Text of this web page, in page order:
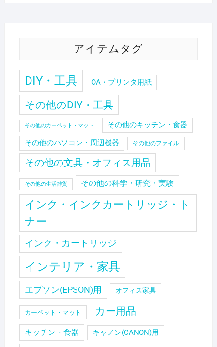
アイテムタグ
DIY・工具 OA・プリンタ用紙
その他のDIY・工具
その他のカーペット・マット その他のキッチン・食器
その他のパソコン・周辺機器 その他のファイル
その他の文具・オフィス用品
その他の生活雑貨 その他の科学・研究・実験
インク・インクカートリッジ・ト
ナー
インク・カートリッジ
インテリア・家具
エプソン(EPSON)用 オフィス家具
カーペット・マット カー用品
キッチン・食器 キャノン(CANON)用